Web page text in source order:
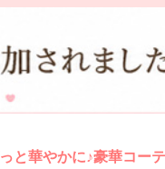
華やかに♪豪華コー